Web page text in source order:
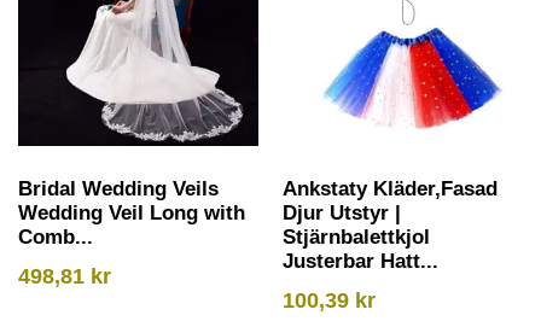
Bridal Wedding Veils
Wedding Veil Long with
Comb...
498,81 kr
Ankstaty Kläder,Fasad
Djur Utstyr |
Stjärnbalettkjol
Justerbar Hatt...
100,39 kr